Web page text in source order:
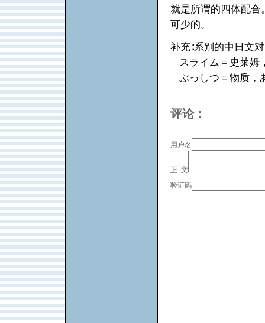
就是所谓的四体配合
可少的。
补充∶系别的中日文
スライム＝史莱姆
ぶっしつ＝物质，
评论：
用户名
正 文
验证码